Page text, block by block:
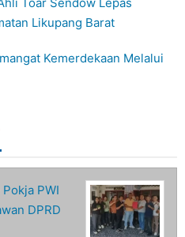
Toar Sendow Lepas
Likupang Barat
Kemerdekaan Melalui
PWI
DPRD